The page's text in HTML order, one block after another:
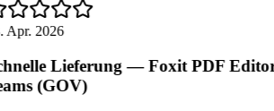
Apr. 2026
Lieferung — Foxit PDF
(GOV)